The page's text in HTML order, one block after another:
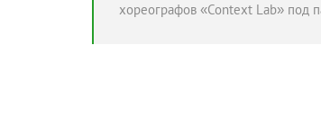
хореографов «Context Lab» под